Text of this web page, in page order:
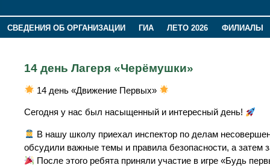
СВЕДЕНИЯ ОБ ОРГАНИЗАЦИИ ГИА ЛЕТО 2026
ФИЛИАЛЫ
14 день Лагеря «Черёмушки»
14 день «Движение Первых»
Сегодня у нас был насыщенный и интересный день!
В нашу школу приехал инспектор по делам
обсудили важные темы и правила безопасности, а затем
После этого ребята приняли участие в игре «Будь